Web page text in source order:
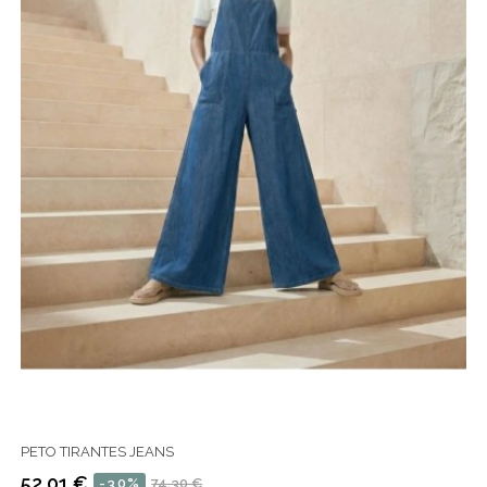
PETO TIRANTES JEANS
74,30 €
-30%